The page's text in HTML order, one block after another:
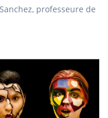
professeure de